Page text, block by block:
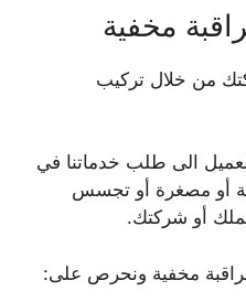
مخفية
من خلال تركيب
الى طلب خدماتنا في
أو مصغرة أو تجسس
أو شركتك.
مخفية ونحرص على: